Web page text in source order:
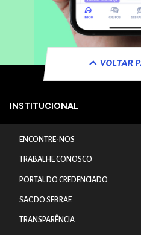
VOLTAR
INSTITUCIONAL
ENCONTRE-NOS
TRABALHE CONOSCO
PORTAL DO CREDENCIADO
SAC DO SEBRAE
TRANSPARÊNCIA